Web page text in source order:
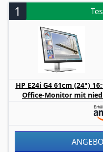
1
HP E24i G4 61cm (24")
Office-Monitor mit
verstellbar, nachhaltig
HDMI, oder